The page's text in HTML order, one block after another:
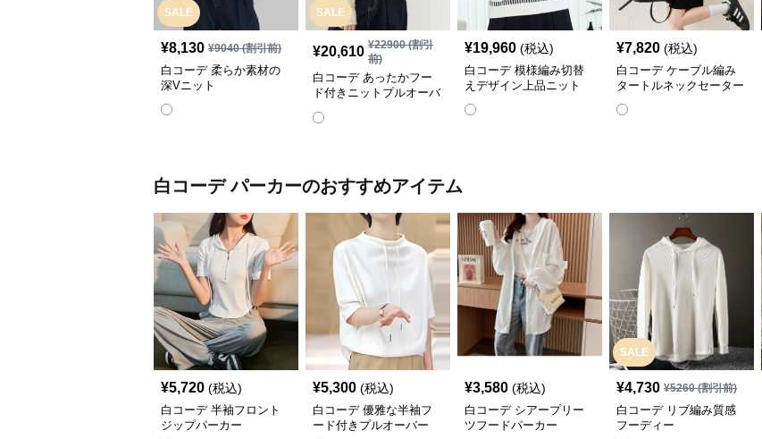
SALE
¥8,130 ¥9040(割引前)
白コーデ 柔らか素材の
深Vニット
SALE
¥20,610 ¥22900(割引
前)
白コーデ あったかフー
ド付きニットプルオーバ
¥19,960 (税込)
白コーデ 模様編み切替
えデザイン上品ニット
¥7,820 (税込)
白コーデ ケーブル編み
タートルネックセーター
白コーデ パーカーのおすすめアイテム
¥5,720 (税込)
白コーデ 半袖フロント
ジップパーカー
¥5,300 (税込)
白コーデ 優雅な半袖フ
ード付きプルオーバー
¥3,580 (税込)
白コーデ シアープリー
ツフードパーカー
SALE
¥4,730 ¥5260(割引前)
白コーデ リブ編み質感
フーディー